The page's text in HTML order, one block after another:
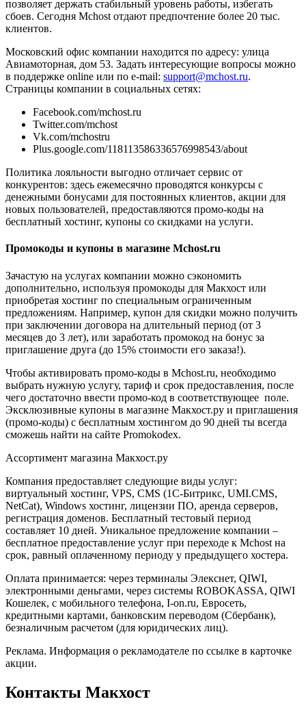
позволяет держать стабильный уровень работы, избегать
сбоев. Сегодня Mchost отдают предпочтение более 20 тыс.
клиентов.
Московский офис компании находится по адресу: улица
Авиамоторная, дом 53. Задать интересующие вопросы можно
в поддержке online или по e-mail: support@mchost.ru.
Страницы компании в социальных сетях:
Facebook.com/mchost.ru
Twitter.com/mchost
Vk.com/mchostru
Plus.google.com/118113586336576998543/about
Политика лояльности выгодно отличает сервис от
конкурентов: здесь ежемесячно проводятся конкурсы с
денежными бонусами для постоянных клиентов, акции для
новых пользователей, предоставляются промо-коды на
бесплатный хостинг, купоны со скидками на услуги.
Промокоды и купоны в магазине Mchost.ru
Зачастую на услугах компании можно сэкономить
дополнительно, используя промокоды для Макхост или
приобретая хостинг по специальным ограниченным
предложениям. Например, купон для скидки можно получить
при заключении договора на длительный период (от 3
месяцев до 3 лет), или заработать промокод на бонус за
приглашение друга (до 15% стоимости его заказа!).
Чтобы активировать промо-коды в Mchost.ru, необходимо
выбрать нужную услугу, тариф и срок предоставления, после
чего достаточно ввести промо-код в соответствующее поле.
Эксклюзивные купоны в магазине Макхост.ру и приглашения
(промо-коды) с бесплатным хостингом до 90 дней ты всегда
сможешь найти на сайте Promokodex.
Ассортимент магазина Макхост.ру
Компания предоставляет следующие виды услуг:
виртуальный хостинг, VPS, CMS (1С-Битрикс, UMI.CMS,
NetCat), Windows хостинг, лицензии ПО, аренда серверов,
регистрация доменов. Бесплатный тестовый период
составляет 10 дней. Уникальное предложение компании –
бесплатное предоставление услуг при переходе к Mchost на
срок, равный оплаченному периоду у предыдущего хостера.
Оплата принимается: через терминалы Элекснет, QIWI,
электронными деньгами, через системы ROBOKASSA, QIWI
Кошелек, с мобильного телефона, I-on.ru, Евросеть,
кредитными картами, банковским переводом (Сбербанк),
безналичным расчетом (для юридических лиц).
Реклама. Информация о рекламодателе по ссылке в карточке
акции.
Контакты Макхост